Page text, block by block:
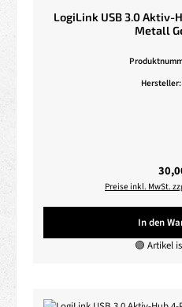
LogiLink USB 3.0
Metall
Hersteller:
Preise inkl. MwSt.
In den
🟢 Artikel